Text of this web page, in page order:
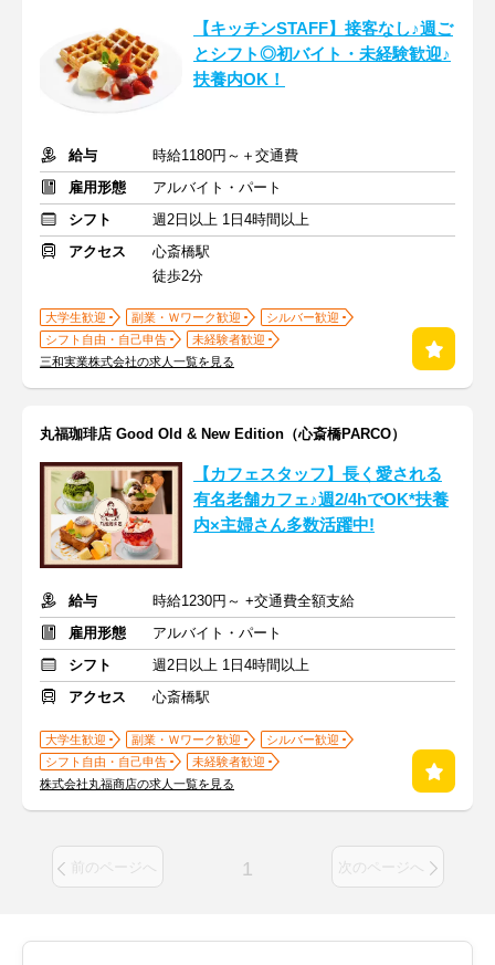
【キッチンSTAFF】接客なし♪週ご
とシフト◎初バイト・未経験歓迎♪
扶養内OK！
給与
時給1180円～＋交通費
雇用形態
アルバイト・パート
シフト
週2日以上 1日4時間以上
アクセス
心斎橋駅
徒歩2分
大学生歓迎 副業・Ｗワーク歓迎
シルバー歓迎
シフト自由・自己申告
未経験者歓迎
三和実業株式会社の求人一覧を見る
丸福珈琲店 Good Old & New Edition（心斎橋PARCO）
【カフェスタッフ】長く愛される
有名老舗カフェ♪週2/4hでOK*扶養
内×主婦さん多数活躍中!
給与
時給1230円～ +交通費全額支給
雇用形態
アルバイト・パート
シフト
週2日以上 1日4時間以上
アクセス
心斎橋駅
大学生歓迎 副業・Ｗワーク歓迎
シルバー歓迎
シフト自由・自己申告
未経験者歓迎
株式会社丸福商店の求人一覧を見る
前のページへ 1 次のページへ